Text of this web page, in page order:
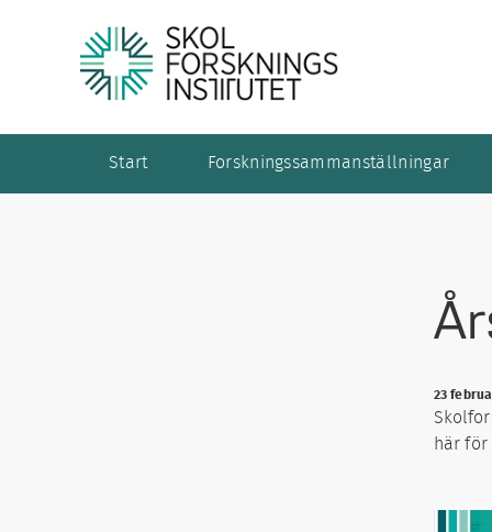
Start Forskningssammanställningar
23
här för